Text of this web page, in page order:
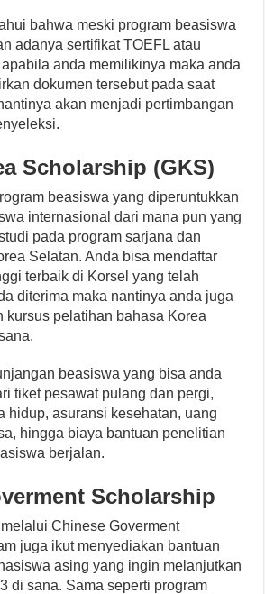
bahwa meski program beasiswa
adanya sertifikat TOEFL atau
apabila anda memilikinya maka anda
dokumen tersebut pada saat
akan menjadi pertimbangan
Scholarship (GKS)
beasiswa yang diperuntukkan
internasional dari mana pun yang
pada program sarjana dan
Selatan. Anda bisa mendaftar
terbaik di Korsel yang telah
diterima maka nantinya anda juga
kursus pelatihan bahasa Korea
beasiswa yang bisa anda
tiket pesawat pulang dan pergi,
hidup, asuransi kesehatan, uang
hingga biaya bantuan penelitian
berjalan.
Scholarship
Chinese Goverment
juga ikut menyediakan bantuan
asing yang ingin melanjutkan
di sana. Sama seperti program